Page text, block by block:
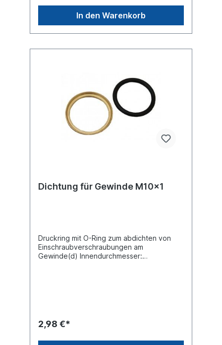
In den Warenkorb
Dichtung für Gewinde M10x1
Druckring mit O-Ring zum abdichten von
Einschraubverschraubungen am
Gewinde(d) Innendurchmesser:
2,98 €*